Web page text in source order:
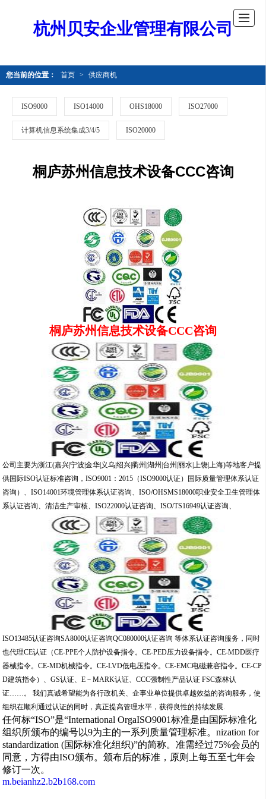
杭州贝安企业管理有限公司
您当前的位置： 首页 > 供应商机
ISO9000 ISO14000 OHS18000 ISO27000
计算机信息系统集成3/4/5 ISO20000
桐庐苏州信息技术设备CCC咨询
桐庐苏州信息技术设备CCC咨询
公司主要为浙江(嘉兴|宁波|金华|义乌|绍兴|衢州|湖州|台州|丽水|上饶|上海)等地客户提
供国际ISO认证标准咨询，ISO9001：2015（ISO9000认证）国际质量管理体系认证
咨询）、ISO14001环境管理体系认证咨询、ISO/OHSMS18000职业安全卫生管理体
系认证咨询、清洁生产审核、ISO22000认证咨询、ISO/TS16949认证咨询、
ISO13485认证咨询SA8000认证咨询QC080000认证咨询 等体系认证咨询服务，同时
也代理CE认证（CE-PPE个人防护设备指令。CE-PED压力设备指令。CE-MDD医疗
器械指令。CE-MD机械指令。CE-LVD低电压指令。CE-EMC电磁兼容指令。CE-CP
D建筑指令）、GS认证、E－MARK认证、CCC强制性产品认证 FSC森林认
证……。 我们真诚希望能为各行政机关、企事业单位提供卓越效益的咨询服务，使
组织在顺利通过认证的同时，真正提高管理水平，获得良性的持续发展.
任何标“ISO”是“International OrgaISO9001标准是由国际标准化
组织所颁布的编号以9为主的一系列质量管理标准。nization for
standardization (国际标准化组织)”的简称。准需经过75%会员的
同意，方得由ISO颁布。颁布后的标准，原则上每五至七年会
修订一次。
m.beianhz2.b2b168.com